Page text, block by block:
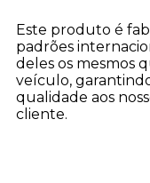
Este produto é
padrões
deles os mesmos
veículo,
qualidade aos
cliente.